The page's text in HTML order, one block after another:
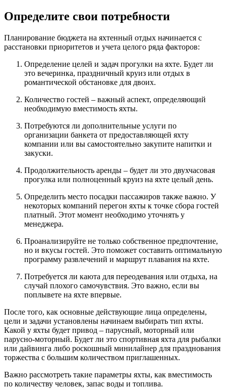
Определите свои потребности
Планирование бюджета на яхтенный отдых начинается с
расстановки приоритетов и учета целого ряда факторов:
Определение целей и задач прогулки на яхте. Будет ли
это вечеринка, праздничный круиз или отдых в
романтической обстановке для двоих.
Количество гостей – важный аспект, определяющий
необходимую вместимость яхты.
Потребуются ли дополнительные услуги по
организации банкета от предоставляющей яхту
компании или вы самостоятельно закупите напитки и
закуски.
Продолжительность аренды – будет ли это двухчасовая
прогулка или полноценный круиз на яхте целый день.
Определить место посадки пассажиров также важно. У
некоторых компаний перегон яхты к точке сбора гостей
платный. Этот момент необходимо уточнять у
менеджера.
Проанализируйте не только собственное предпочтение,
но и вкусы гостей. Это поможет составить оптимальную
программу развлечений и маршрут плавания на яхте.
Потребуется ли каюта для переодевания или отдыха, на
случай плохого самочувствия. Это важно, если вы
поплывете на яхте впервые.
После того, как основные действующие лица определены,
цели и задачи установлены начинаем выбирать тип яхты.
Какой у яхты будет привод – парусный, моторный или
парусно-моторный. Будет ли это спортивная яхта для рыбалки
или дайвинга либо роскошный минилайнер для празднования
торжества с большим количеством приглашенных.
Важно рассмотреть такие параметры яхты, как вместимость
по количеству человек, запас воды и топлива.